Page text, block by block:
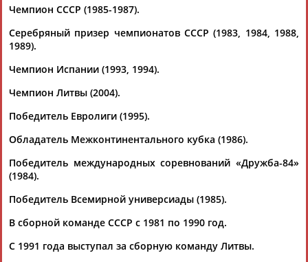
Каримжан
АБДРАХМАНОВ
Аделя
АБДРАХМАНОВААБДУВАЛИЕВ
АБДУЛАЕВ
Рамазан
АБДУЛАЕВ
Тагир
АБДУЛАЕВ
Камиль
АБДУЛАЗИЗОВ
Загалав
Чемпион СССР (1985-1987).
Серебряный призер чемпионатов СССР (1983, 1984, 1988,
1989).
Чемпион Испании (1993, 1994).
Чемпион Литвы (2004).
Победитель Евролиги (1995).
Обладатель Межконтинентального кубка (1986).
Победитель международных соревнований «Дружба-84»
(1984).
Победитель Всемирной универсиады (1985).
В сборной команде СССР с 1981 по 1990 год.
С 1991 года выступал за сборную команду Литвы.